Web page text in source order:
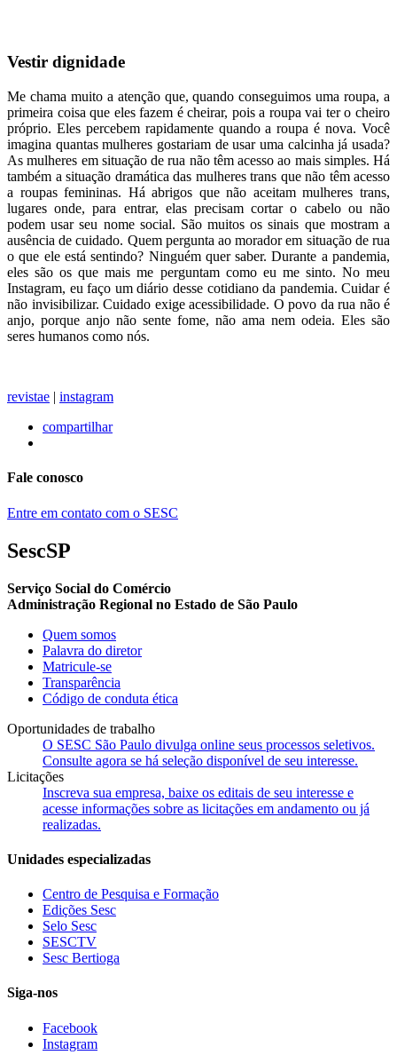
Vestir dignidade
Me chama muito a atenção que, quando conseguimos uma roupa, a
primeira coisa que eles fazem é cheirar, pois a roupa vai ter o cheiro
próprio. Eles percebem rapidamente quando a roupa é nova. Você
imagina quantas mulheres gostariam de usar uma calcinha já usada?
As mulheres em situação de rua não têm acesso ao mais simples. Há
também a situação dramática das mulheres trans que não têm acesso
a roupas femininas. Há abrigos que não aceitam mulheres trans,
lugares onde, para entrar, elas precisam cortar o cabelo ou não
podem usar seu nome social. São muitos os sinais que mostram a
ausência de cuidado. Quem pergunta ao morador em situação de rua
o que ele está sentindo? Ninguém quer saber. Durante a pandemia,
eles são os que mais me perguntam como eu me sinto. No meu
Instagram, eu faço um diário desse cotidiano da pandemia. Cuidar é
não invisibilizar. Cuidado exige acessibilidade. O povo da rua não é
anjo, porque anjo não sente fome, não ama nem odeia. Eles são
seres humanos como nós.
revistae | instagram
compartilhar
Fale conosco
Entre em contato com o SESC
SescSP
Serviço Social do Comércio
Administração Regional no Estado de São Paulo
Quem somos
Palavra do diretor
Matricule-se
Transparência
Código de conduta ética
Oportunidades de trabalho
O SESC São Paulo divulga online seus processos seletivos.
Consulte agora se há seleção disponível de seu interesse.
Licitações
Inscreva sua empresa, baixe os editais de seu interesse e
acesse informações sobre as licitações em andamento ou já
realizadas.
Unidades especializadas
Centro de Pesquisa e Formação
Edições Sesc
Selo Sesc
SESCTV
Sesc Bertioga
Siga-nos
Facebook
Instagram